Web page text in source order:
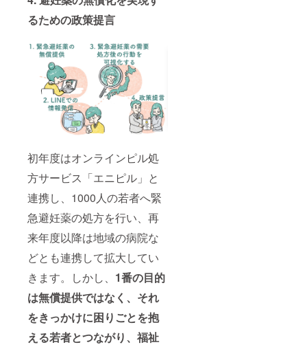
るための政策提言
初年度はオンラインピル処
方サービス「エニピル」と
連携し、1000人の若者へ緊
急避妊薬の処方を行い、再
来年度以降は地域の病院な
どとも連携して拡大してい
きます。しかし、 1番の目的
は無償提供ではなく、それ
をきっかけに困りごとを抱
える若者とつながり、福祉